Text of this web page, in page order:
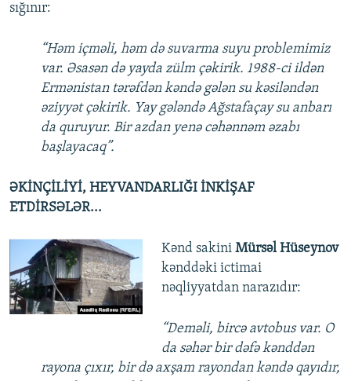
sığınır:
“Həm içməli, həm də suvarma suyu problemimiz
var. Əsasən də yayda zülm çəkirik. 1988-ci ildən
Ermənistan tərəfdən kəndə gələn su kəsiləndən
əziyyət çəkirik. Yay gələndə Ağstafaçay su anbarı
da quruyur. Bir azdan yenə cəhənnəm əzabı
başlayacaq”.
ƏKİNÇİLİYİ, HEYVANDARLIĞI İNKİŞAF
ETDİRSƏLƏR...
Kənd sakini Mürsəl Hüseynov
kənddəki ictimai
nəqliyyatdan narazıdır:
“Deməli, bircə avtobus var. O
da səhər bir dəfə kənddən
rayona çıxır, bir də axşam rayondan kəndə qayıdır,